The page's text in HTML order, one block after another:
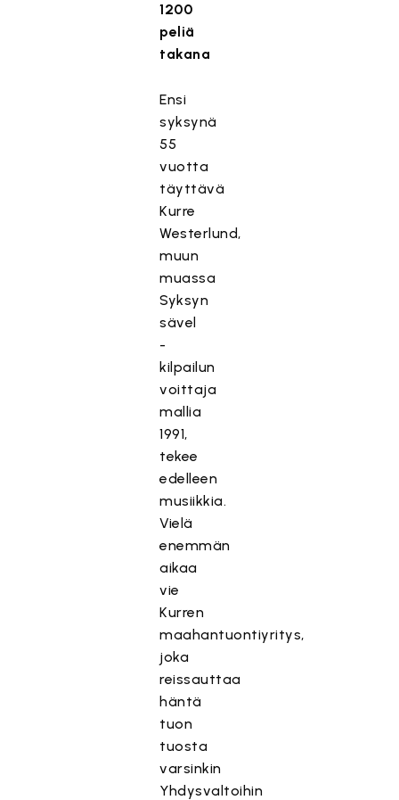
1200
peliä
takana
Ensi
syksynä
55
vuotta
täyttävä
Kurre
Westerlund,
muun
muassa
Syksyn
sävel
-
kilpailun
voittaja
mallia
1991,
tekee
edelleen
musiikkia.
Vielä
enemmän
aikaa
vie
Kurren
maahantuontiyritys,
joka
reissauttaa
häntä
tuon
tuosta
varsinkin
Yhdysvaltoihin